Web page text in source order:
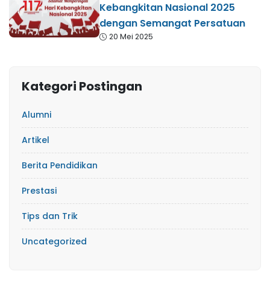
Kebangkitan Nasional 2025
dengan Semangat Persatuan
20 Mei 2025
Kategori Postingan
Alumni
Artikel
Berita Pendidikan
Prestasi
Tips dan Trik
Uncategorized